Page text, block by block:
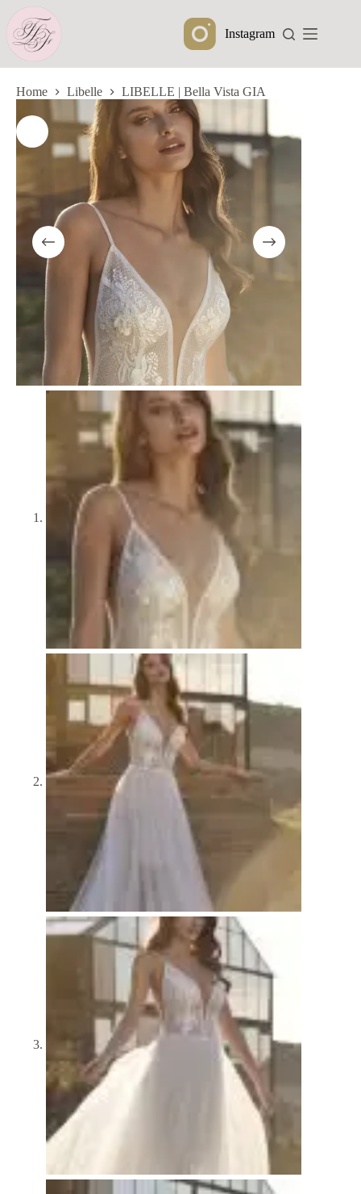
naar
inhoud
Instagram
Home Libelle LIBELLE | Bella Vista GIA